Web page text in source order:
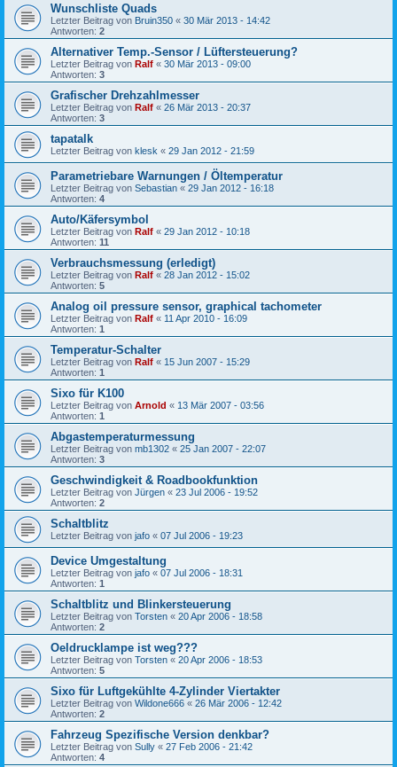
Wunschliste Quads
Letzter Beitrag von Bruin350 « 30 Mär 2013 - 14:42
Antworten: 2
Alternativer Temp.-Sensor / Lüftersteuerung?
Letzter Beitrag von Ralf « 30 Mär 2013 - 09:00
Antworten: 3
Grafischer Drehzahlmesser
Letzter Beitrag von Ralf « 26 Mär 2013 - 20:37
Antworten: 3
tapatalk
Letzter Beitrag von klesk « 29 Jan 2012 - 21:59
Parametriebare Warnungen / Öltemperatur
Letzter Beitrag von Sebastian « 29 Jan 2012 - 16:18
Antworten: 4
Auto/Käfersymbol
Letzter Beitrag von Ralf « 29 Jan 2012 - 10:18
Antworten: 11
Verbrauchsmessung (erledigt)
Letzter Beitrag von Ralf « 28 Jan 2012 - 15:02
Antworten: 5
Analog oil pressure sensor, graphical tachometer
Letzter Beitrag von Ralf « 11 Apr 2010 - 16:09
Antworten: 1
Temperatur-Schalter
Letzter Beitrag von Ralf « 15 Jun 2007 - 15:29
Antworten: 1
Sixo für K100
Letzter Beitrag von Arnold « 13 Mär 2007 - 03:56
Antworten: 1
Abgastemperaturmessung
Letzter Beitrag von mb1302 « 25 Jan 2007 - 22:07
Antworten: 3
Geschwindigkeit & Roadbookfunktion
Letzter Beitrag von Jürgen « 23 Jul 2006 - 19:52
Antworten: 2
Schaltblitz
Letzter Beitrag von jafo « 07 Jul 2006 - 19:23
Device Umgestaltung
Letzter Beitrag von jafo « 07 Jul 2006 - 18:31
Antworten: 1
Schaltblitz und Blinkersteuerung
Letzter Beitrag von Torsten « 20 Apr 2006 - 18:58
Antworten: 2
Oeldrucklampe ist weg???
Letzter Beitrag von Torsten « 20 Apr 2006 - 18:53
Antworten: 5
Sixo für Luftgekühlte 4-Zylinder Viertakter
Letzter Beitrag von Wildone666 « 26 Mär 2006 - 12:42
Antworten: 2
Fahrzeug Spezifische Version denkbar?
Letzter Beitrag von Sully « 27 Feb 2006 - 21:42
Antworten: 4